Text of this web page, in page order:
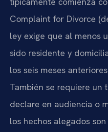
Complaint for Divorce
ley exige que al menos
sido residente y
los seis meses
También se requiere un
declare en audiencia o
los hechos alegados